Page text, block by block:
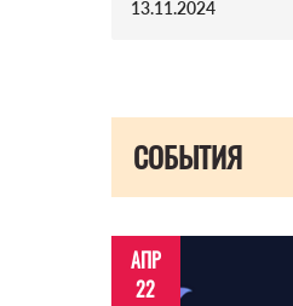
13.11.2024
СОБЫТИЯ
АПР
22